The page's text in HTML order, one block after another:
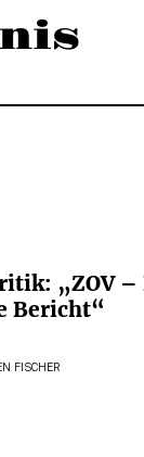
„ZOV –
Bericht“
FISCHER